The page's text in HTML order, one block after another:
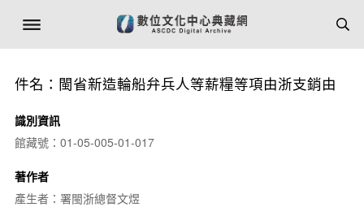
件名：閩省新造輪船弁兵人等薪糧等項由浙支銷由
識別資訊
館藏號：01-05-005-01-017
著作者
產生者：署閩浙總督文煜